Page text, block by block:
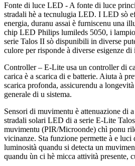
Fonte di luce LED - A fonte di luce
stradali hè a tecnulugia LED. I LED sò
energia, duranu assai è furniscenu una
chip LED Philips lumileds 5050, i
serie Talos II sò dispunibili in diverse
culore per risponde à diverse esigenze
Controller – E-Lite usa un controller di
carica è a scarica di e batterie. Aiuta à
scarica profonda, assicurendu a
generale di u sistema.
Sensori di muvimentu è attenuazione
stradali solari LED di a serie E-Lite
muvimentu (PIR/Microonde) chì ponu
vicinanze. Sta funzione permette à e luci
luminosità quandu si detecta un
quandu ùn ci hè micca attività presente,